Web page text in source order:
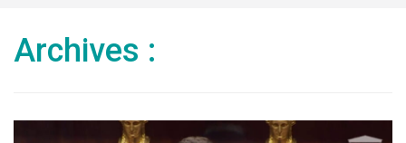
Archives :